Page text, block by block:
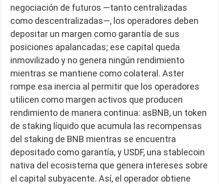
negociación de futuros —tanto centralizadas
como descentralizadas—, los operadores deben
depositar un margen como garantía de sus
posiciones apalancadas; ese capital queda
inmovilizado y no genera ningún rendimiento
mientras se mantiene como colateral. Aster
rompe esa inercia al permitir que los operadores
utilicen como margen activos que producen
rendimiento de manera continua: asBNB, un token
de staking líquido que acumula las recompensas
del staking de BNB mientras se encuentra
depositado como garantía, y USDF, una stablecoin
nativa del ecosistema que genera intereses sobre
el capital subyacente. Así, el operador obtiene